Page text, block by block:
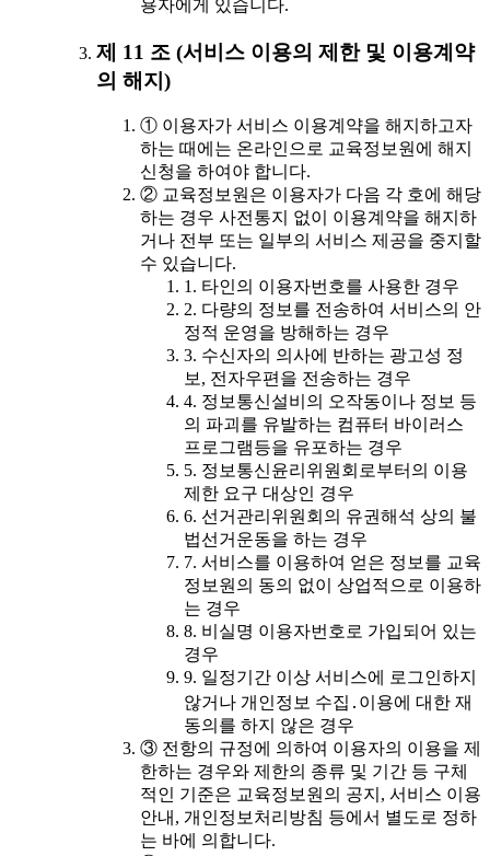
용자에게 있습니다.
제 11 조 (서비스 이용의 제한 및 이용계약
의 해지)
① 이용자가 서비스 이용계약을 해지하고자
하는 때에는 온라인으로 교육정보원에 해지
신청을 하여야 합니다.
② 교육정보원은 이용자가 다음 각 호에 해당
하는 경우 사전통지 없이 이용계약을 해지하
거나 전부 또는 일부의 서비스 제공을 중지할
수 있습니다.
1. 타인의 이용자번호를 사용한 경우
2. 다량의 정보를 전송하여 서비스의 안
정적 운영을 방해하는 경우
3. 수신자의 의사에 반하는 광고성 정
보, 전자우편을 전송하는 경우
4. 정보통신설비의 오작동이나 정보 등
의 파괴를 유발하는 컴퓨터 바이러스
프로그램등을 유포하는 경우
5. 정보통신윤리위원회로부터의 이용
제한 요구 대상인 경우
6. 선거관리위원회의 유권해석 상의 불
법선거운동을 하는 경우
7. 서비스를 이용하여 얻은 정보를 교육
정보원의 동의 없이 상업적으로 이용하
는 경우
8. 비실명 이용자번호로 가입되어 있는
경우
9. 일정기간 이상 서비스에 로그인하지
않거나 개인정보 수집․이용에 대한 재
동의를 하지 않은 경우
③ 전항의 규정에 의하여 이용자의 이용을 제
한하는 경우와 제한의 종류 및 기간 등 구체
적인 기준은 교육정보원의 공지, 서비스 이용
안내, 개인정보처리방침 등에서 별도로 정하
는 바에 의합니다.